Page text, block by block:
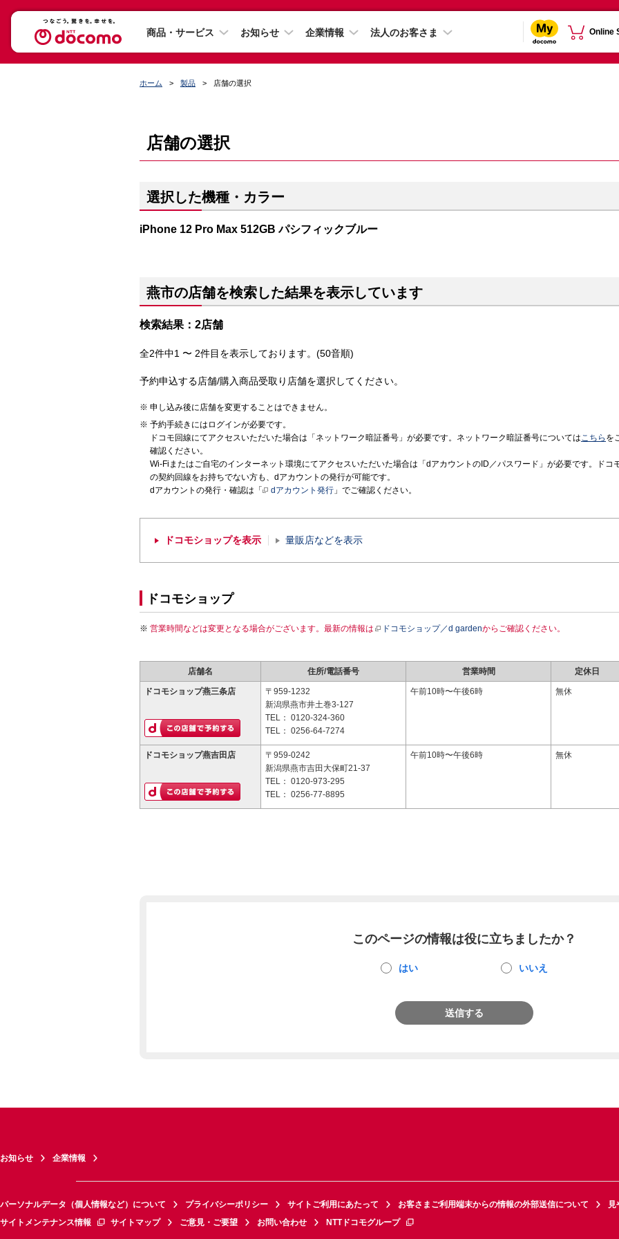
商品・サービス お知らせ 企業情報 法人のお客さま Online
ホーム 製品 店舗の選択
店舗の選択
選択した機種・カラー
iPhone 12 Pro Max 512GB パシフィックブルー
燕市の店舗を検索した結果を表示しています
検索結果：2店舗
全2件中1 〜 2件目を表示しております。(50音順)
予約申込する店舗/購入商品受取り店舗を選択してください。
申し込み後に店舗を変更することはできません。
予約手続きにはログインが必要です。
ドコモ回線にてアクセスいただいた場合は「ネットワーク暗証番号」が必要です。ネットワーク暗証番号についてはこちら を
確認ください。
Wi-Fiまたはご自宅のインターネット環境にてアクセスいただいた場合は「dアカウントのID／パスワード」が必要です。ドコ
の契約回線をお持ちでない方も、dアカウントの発行が可能です。
dアカウントの発行・確認は「
dアカウント発行 」でご確認ください。
ドコモショップを表示 量販店などを表示
ドコモショップ
営業時間などは変更となる場合がございます。最新の情報は ドコモショップ／d gardenからご確認ください。
店舗名 住所/電話番号 営業時間 定休日
ドコモショップ燕三条店
〒959-1232
新潟県燕市井土巻3-127
TEL： 0120-324-360
TEL： 0256-64-7274
午前10時〜午後6時 無休
ドコモショップ燕吉田店
〒959-0242
新潟県燕市吉田大保町21-37
TEL： 0120-973-295
TEL： 0256-77-8895
午前10時〜午後6時 無休
このページの情報は役に立ちましたか？
はい いいえ
送信する
お知らせ 企業情報
パーソナルデータ（個人情報など）について プライバシーポリシー サイトご利用にあたって お客さまご利用端末からの情報の外部送信について
見
サイトメンテナンス情報
サイトマップ ご意見・ご要望 お問い合わせ NTTドコモグループ